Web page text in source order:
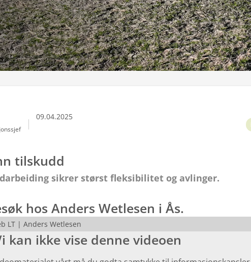
09.04.2025
tilskudd
sikrer størst fleksibilitet og avlinger.
hos Anders Wetlesen i Ås.
LT | Anders Wetlesen
kan ikke vise denne videoen